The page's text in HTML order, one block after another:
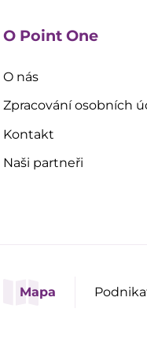
O Point One
O nás
Zpracování osobních
Kontakt
Naši partneři
Mapa